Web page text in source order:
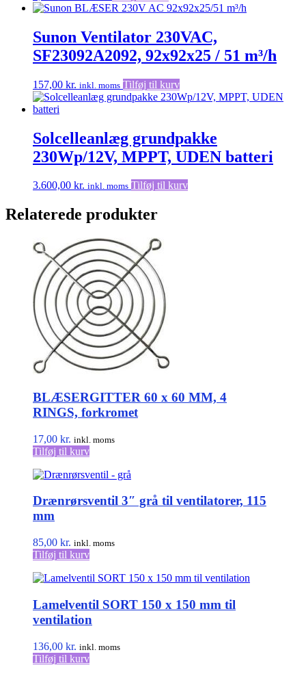
Sunon Ventilator 230VAC,
SF23092A2092, 92x92x25 / 51 m³/h
157,00 kr. inkl. moms Tilføj til kurv
Solcelleanlæg grundpakke
230Wp/12V, MPPT, UDEN batteri
3.600,00 kr. inkl. moms Tilføj til kurv
Relaterede produkter
BLÆSERGITTER 60 x 60 MM, 4
RINGS, forkromet
17,00 kr. inkl. moms
Tilføj til kurv
Drænrørsventil 3″ grå til ventilatorer, 115
mm
85,00 kr. inkl. moms
Tilføj til kurv
Lamelventil SORT 150 x 150 mm til
ventilation
136,00 kr. inkl. moms
Tilføj til kurv